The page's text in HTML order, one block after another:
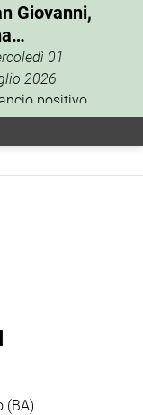
Giovanni,
che
01
2026
positivo,
per i
ha […]
(BA)